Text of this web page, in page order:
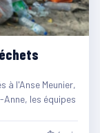
à l'Anse Meunier,
les équipes